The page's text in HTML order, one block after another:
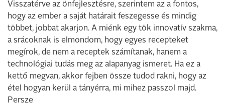
Visszatérve az önfejlesztésre, szerintem az a fontos,
hogy az ember a saját határait feszegesse és mindig
többet, jobbat akarjon. A miénk egy tök innovatív szakma,
a srácoknak is elmondom, hogy egyes recepteket
megírok, de nem a receptek számítanak, hanem a
technológiai tudás meg az alapanyag ismeret. Ha ez a
kettő megvan, akkor fejben össze tudod rakni, hogy az
étel hogyan kerül a tányérra, mi mihez passzol majd.
Persze